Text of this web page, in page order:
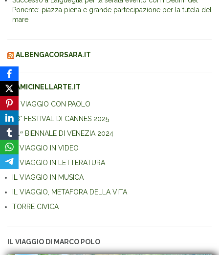
Ponente: piazza piena e grande partecipazione per la tutela del
mare
ALBENGACORSARA.IT
AMICINELLARTE.IT
IN VIAGGIO CON PAOLO
78° FESTIVAL DI CANNES 2025
81ª BIENNALE DI VENEZIA 2024
IL VIAGGIO IN VIDEO
IL VIAGGIO IN LETTERATURA
IL VIAGGIO IN MUSICA
IL VIAGGIO, METAFORA DELLA VITA
TORRE CIVICA
IL VIAGGIO DI MARCO POLO